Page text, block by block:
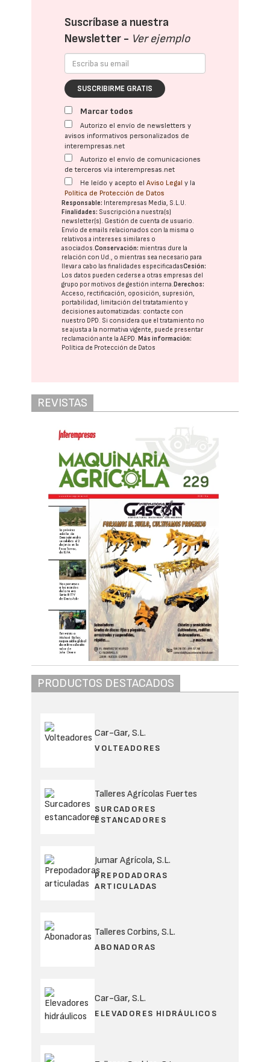
Suscríbase a nuestra
Newsletter - Ver ejemplo
SUSCRIBIRME GRATIS
Marcar todos
Autorizo el envío de newsletters y
avisos informativos personalizados de
interempresas.net
Autorizo el envío de comunicaciones
de terceros vía interempresas.net
He leído y acepto elAviso Legal y la
Política de Protección de Datos
Responsable: Interempresas Media, S.L.U.
Finalidades: Suscripción a nuestra(s)
newsletter(s). Gestión de cuenta de usuario.
Envío de emails relacionados con la misma o
relativos a intereses similares o
asociados.Conservación: mientras dure la
relación con Ud., o mientras sea necesario para
llevar a cabo las finalidades especificadasCesión:
Los datos pueden cederse a otras empresas del
grupo por motivos de gestión interna. Derechos:
Acceso, rectificación, oposición, supresión,
portabilidad, limitación del tratatamiento y
decisiones automatizadas: contacte con
nuestro DPD. Si considera que el tratamiento no
se ajusta a la normativa vigente, puede presentar
reclamación ante laAEPD. Más información:
Política de Protección de Datos
REVISTAS
PRODUCTOS DESTACADOS
Car-Gar, S.L.
VOLTEADORES
Talleres Agrícolas Fuertes
SURCADORES
ESTANCADORES
Jumar Agrícola, S.L.
PREPODADORAS
ARTICULADAS
Talleres Corbins, S.L.
ABONADORAS
Car-Gar, S.L.
ELEVADORES HIDRÁULICOS